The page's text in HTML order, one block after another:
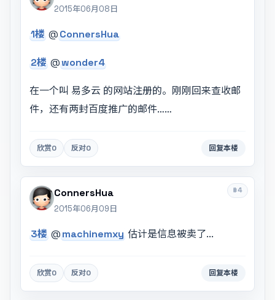
2015年06月08日
1楼 @ConnersHua
2楼 @wonder4
在一个叫 易多云 的网站注册的。刚刚回来查收邮
件，还有两封百度推广的邮件……
欣赏0 反对0 回复本楼
#4
ConnersHua
2015年06月09日
3楼 @machinemxy 估计是信息被卖了...
欣赏0 反对0 回复本楼